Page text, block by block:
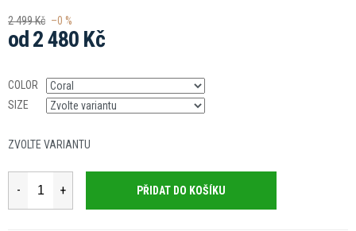
2 499 Kč –0 %
od 2 480 Kč
cena:
COLOR
SIZE
ZVOLTE VARIANTU
PŘIDAT DO KOŠÍKU